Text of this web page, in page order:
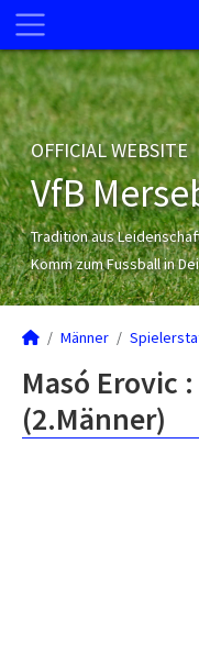
OFFICIAL WEBSITE
VfB
Tradition aus
Komm zum Fussball in
Männer
Masó Erovic
(2.Männer)